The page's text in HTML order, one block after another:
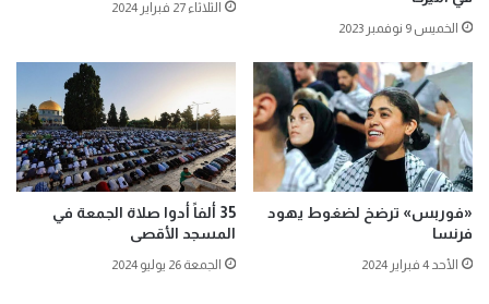
الخميس 9 نوفمبر 2023
الثلاثاء 27 فبراير 2024
«فوربس» ترضخ لضغوط يهود
فرنسا
الأحد 4 فبراير 2024
35 ألفاً أدوا صلاة الجمعة في
المسجد الأقصى
الجمعة 26 يوليو 2024